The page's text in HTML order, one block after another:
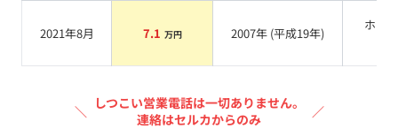
2021年8月 7.1 万円 2007年 (平成19年)
ホワ
＼ しつこい営業電話は一切ありません。
連絡はセルカからのみ
／